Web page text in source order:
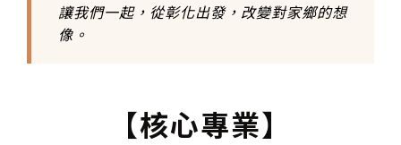
讓我們一起，從彰化出發，改變對家鄉的想
像。
【核心專業】